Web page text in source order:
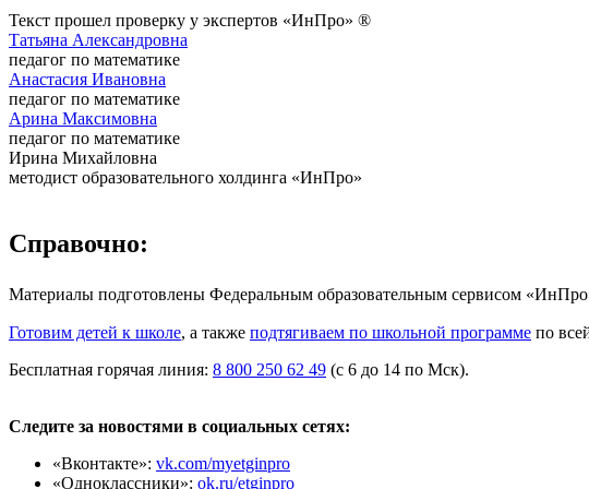
Текст прошел проверку у экспертов «ИнПро» ®
Татьяна Александровна
педагог по математике
Анастасия Ивановна
педагог по математике
Арина Максимовна
педагог по математике
Ирина Михайловна
методист образовательного холдинга «ИнПро»
Справочно:
Материалы подготовлены Федеральным образовательным сервисом
Готовим детей к школе, а также подтягиваем по школьной программе по
Бесплатная горячая линия: 8 800 250 62 49 (с 6 до 14 по Мск).
Следите за новостями в социальных сетях:
«Вконтакте»: vk.com/myetginpro
«Одноклассники»: ok.ru/etginpro